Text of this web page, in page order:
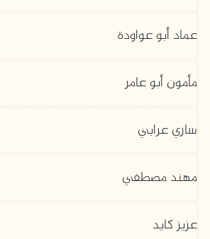
عماد أبو عواودة
مأمون أبو عامر
ساري عرابي
مهند مصطفي
عزيز كايد